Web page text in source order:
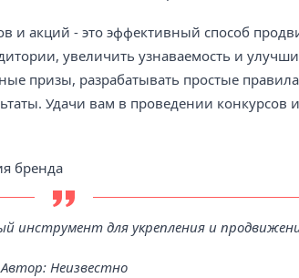
и акций - это эффективный способ
увеличить узнаваемость и
призы, разрабатывать простые
Удачи вам в проведении
инструмент для укрепления и
Автор: Неизвестно